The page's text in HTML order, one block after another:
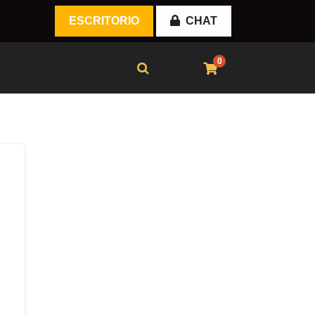
ESCRITORIO CHAT
0